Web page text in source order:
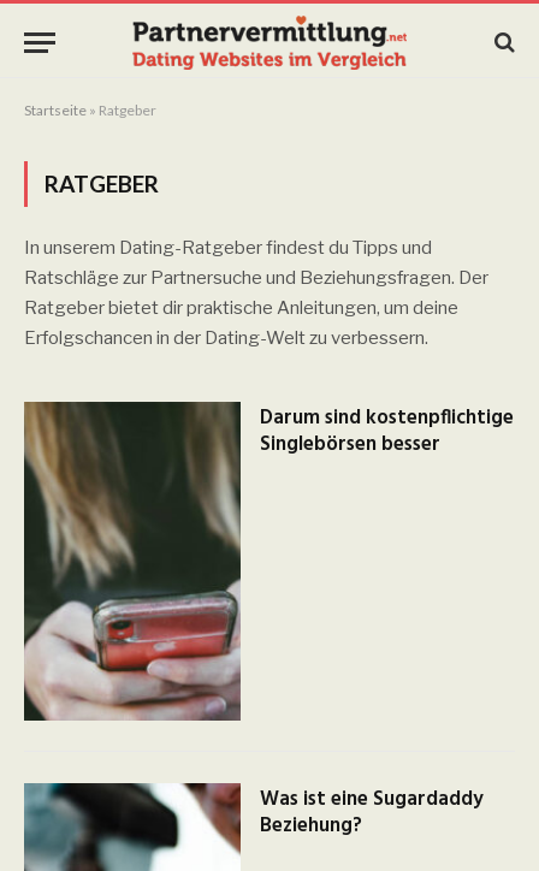
Startseite » Ratgeber
RATGEBER
In unserem Dating-Ratgeber findest du Tipps und
Ratschläge zur Partnersuche und Beziehungsfragen. Der
Ratgeber bietet dir praktische Anleitungen, um deine
Erfolgschancen in der Dating-Welt zu verbessern.
Darum sind kostenpflichtige
Singlebörsen besser
Was ist eine Sugardaddy
Beziehung?